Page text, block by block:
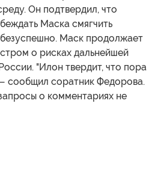
Он подтвердил, что
Маска смягчить
Маск продолжает
о рисках дальнейшей
"Илон твердит, что пора
сообщил соратник Федорова.
о комментариях не